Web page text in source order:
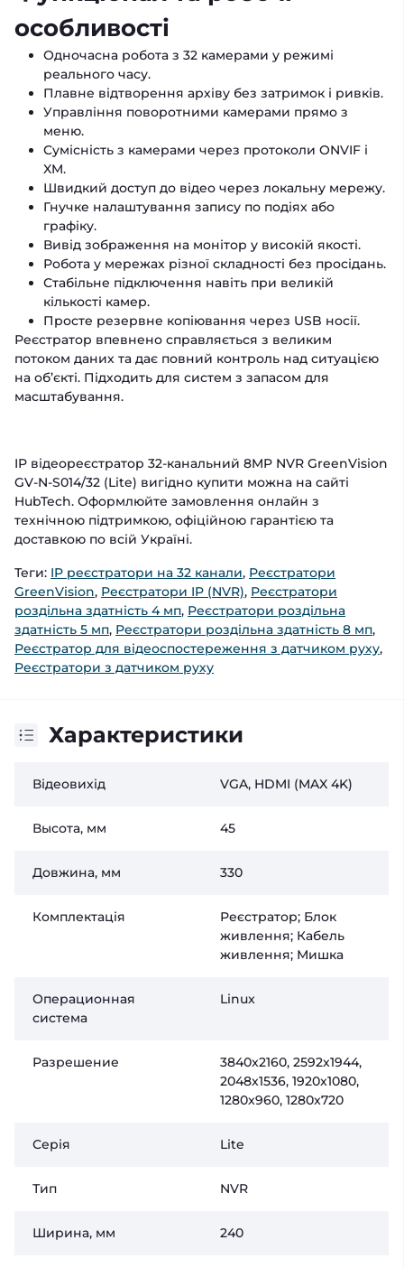
особливості
Одночасна робота з 32 камерами у режимі
реального часу.
Плавне відтворення архіву без затримок і ривків.
Управління поворотними камерами прямо з
меню.
Сумісність з камерами через протоколи ONVIF і
XM.
Швидкий доступ до відео через локальну мережу.
Гнучке налаштування запису по подіях або
графіку.
Вивід зображення на монітор у високій якості.
Робота у мережах різної складності без просідань.
Стабільне підключення навіть при великій
кількості камер.
Просте резервне копіювання через USB носії.
Реєстратор впевнено справляється з великим
потоком даних та дає повний контроль над ситуацією
на об’єкті. Підходить для систем з запасом для
масштабування.
IP відеореєстратор 32-канальний 8MP NVR GreenVision
GV-N-S014/32 (Lite) вигідно купити можна на сайті
HubTech. Оформлюйте замовлення онлайн з
технічною підтримкою, офіційною гарантією та
доставкою по всій Україні.
Теги: IP реєстратори на 32 канали, Реєстратори
GreenVision, Реєстратори IP (NVR), Реєстратори
роздільна здатність 4 мп, Реєстратори роздільна
здатність 5 мп, Реєстратори роздільна здатність 8 мп,
Реєстратор для відеоспостереження з датчиком руху,
Реєстратори з датчиком руху
Характеристики
Відеовихід VGA, HDMI (MAX 4K)
Высота, мм 45
Довжина, мм 330
Комплектація
Реєстратор; Блок
живлення; Кабель
живлення; Мишка
Операционная
система
Linux
Разрешение
3840x2160, 2592x1944,
2048x1536, 1920x1080,
1280x960, 1280x720
Серія Lite
Тип NVR
Ширина, мм 240